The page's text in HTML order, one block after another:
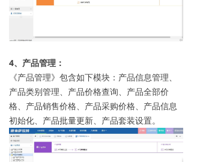
4、产品管理：
《产品管理》包含如下模块：产品信息管理、
产品类别管理、产品价格查询、产品全部价
格、产品销售价格、产品采购价格、产品信息
初始化、产品批量更新、产品套装设置。